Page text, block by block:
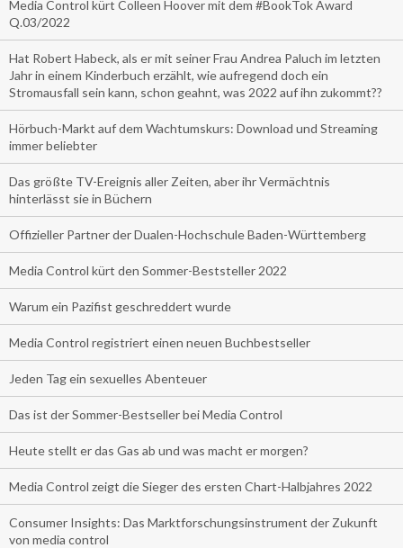
Media Control kürt Colleen Hoover mit dem #BookTok Award
Q.03/2022
Hat Robert Habeck, als er mit seiner Frau Andrea Paluch im letzten
Jahr in einem Kinderbuch erzählt, wie aufregend doch ein
Stromausfall sein kann, schon geahnt, was 2022 auf ihn zukommt??
Hörbuch-Markt auf dem Wachtumskurs: Download und Streaming
immer beliebter
Das größte TV-Ereignis aller Zeiten, aber ihr Vermächtnis
hinterlässt sie in Büchern
Offizieller Partner der Dualen-Hochschule Baden-Württemberg
Media Control kürt den Sommer-Beststeller 2022
Warum ein Pazifist geschreddert wurde
Media Control registriert einen neuen Buchbestseller
Jeden Tag ein sexuelles Abenteuer
Das ist der Sommer-Bestseller bei Media Control
Heute stellt er das Gas ab und was macht er morgen?
Media Control zeigt die Sieger des ersten Chart-Halbjahres 2022
Consumer Insights: Das Marktforschungsinstrument der Zukunft
von media control